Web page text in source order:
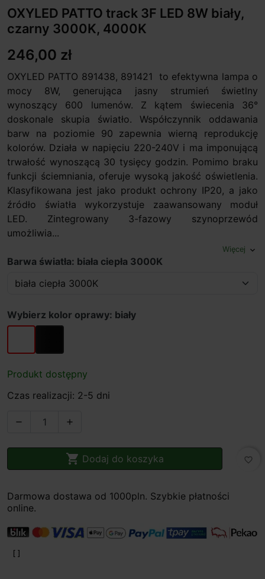
OXYLED PATTO track 3F LED 8W biały,
czarny 3000K, 4000K
246,00 zł
OXYLED PATTO 891438, 891421 to efektywna lampa o
mocy 8W, generująca jasny strumień świetlny
wynoszący 600 lumenów. Z kątem świecenia 36°
doskonale skupia światło. Współczynnik oddawania
barw na poziomie 90 zapewnia wierną reprodukcję
kolorów. Działa w napięciu 220-240V i ma imponującą
trwałość wynoszącą 30 tysięcy godzin. Pomimo braku
funkcji ściemniania, oferuje wysoką jakość oświetlenia.
Klasyfikowana jest jako produkt ochrony IP20, a jako
źródło światła wykorzystuje zaawansowany moduł
LED. Zintegrowany 3-fazowy szynoprzewód
umożliwia...
Więcej expand_more
Barwa światła: biała ciepła 3000K
Wybierz kolor oprawy: biały
biały czarny
Produkt dostępny
Czas realizacji: 2-5 dni
 
 Dodaj do koszyka favorite_border
Darmowa dostawa od 1000pln. Szybkie płatności
online.